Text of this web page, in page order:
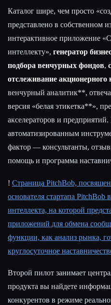
Каталог шире, чем просто
представлено в собственном
интерактивное приложение
интеллекту», генератор
подбора венчурных фондов,
отслеживание акционерного
венчурный аналитик**,
версия «белая этикетка**»,
акселераторов и
автоматизированным
фактор — консультанты,
помощь и программа
! Страница PitchBob,
основателя стартапа PitchBob
интеллекта, на которой
приложений для обмена
функции, как анализ рынка,
круглосуточное
Второй пилот занимает
продукта вы найдете
конкурентов в режиме